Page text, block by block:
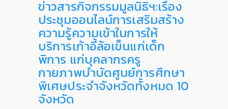
ข่าวสารกิจกรรมมูลนิธิฯ:เรื่อง
ประชุมออนไลน์การเสริมสร้าง
ความรู้ความเข้าในการให้
บริการเก้าอี้ล้อเข็นแก่เด็ก
พิการ แก่บุคลากรครู
กายภาพบำบัดศูนย์การศึกษา
พิเศษประจำจังหวัดทั้งหมด 10
จังหวัด